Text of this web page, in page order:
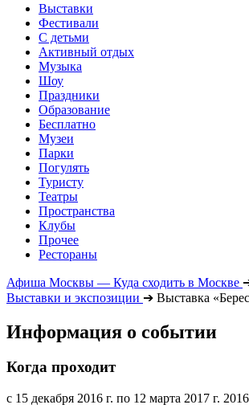
Выставки
Фестивали
С детьми
Активный отдых
Музыка
Шоу
Праздники
Образование
Бесплатно
Музеи
Парки
Погулять
Туристу
Театры
Пространства
Клубы
Прочее
Рестораны
Афиша Москвы — Куда сходить в Москве
Выставки и экспозиции ➔ Выставка
Информация о событии
Когда проходит
с 15 декабря 2016 г. по 12 марта 2017 г.